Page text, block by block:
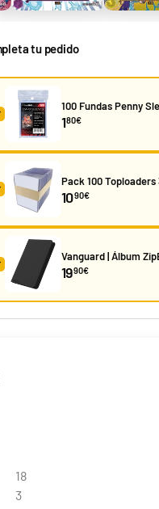
Deck
tu pedido
100 Fundas Penny
180€
Pack 100
1090€
Vanguard | Álbum
1990€
18
3